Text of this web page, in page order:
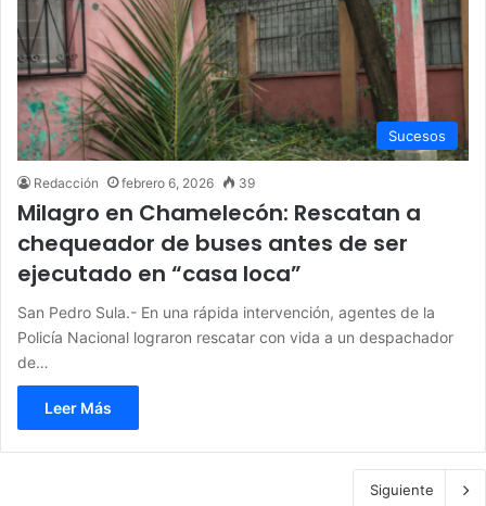
Sucesos
Redacción febrero 6, 2026 39
Milagro en Chamelecón: Rescatan a
chequeador de buses antes de ser
ejecutado en “casa loca”
San Pedro Sula.- En una rápida intervención, agentes de la
Policía Nacional lograron rescatar con vida a un despachador
de…
Leer Más
Siguiente